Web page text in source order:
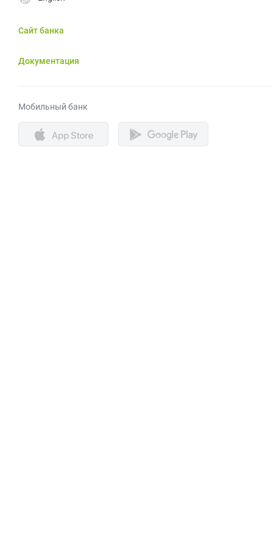
Сайт банка
Документация
Мобильный банк